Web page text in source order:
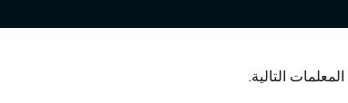
المعلمات التالية.